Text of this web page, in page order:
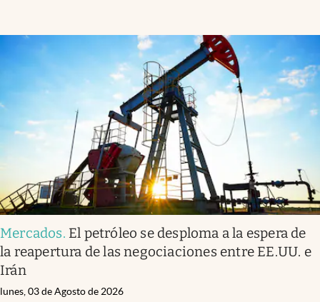
Mercados. El petróleo se desploma a la espera de
la reapertura de las negociaciones entre EE.UU. e
Irán
lunes, 03 de Agosto de 2026